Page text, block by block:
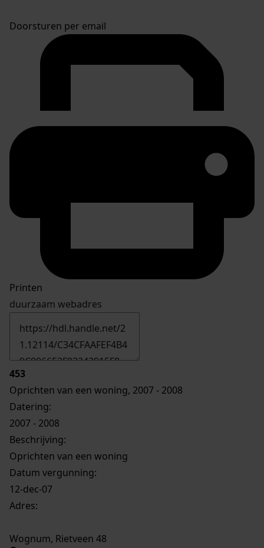
Doorsturen per email
Printen
duurzaam webadres
453
Oprichten van een woning, 2007 - 2008
Datering:
2007 - 2008
Beschrijving:
Oprichten van een woning
Datum vergunning:
12-dec-07
Adres:
Wognum, Rietveen 48